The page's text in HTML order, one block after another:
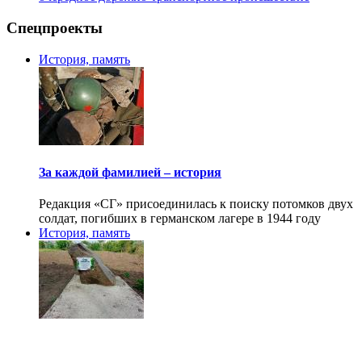
Спецпроекты
История, память
За каждой фамилией – история
Редакция «СГ» присоединилась к поиску потомков двух
солдат, погибших в германском лагере в 1944 году
История, память